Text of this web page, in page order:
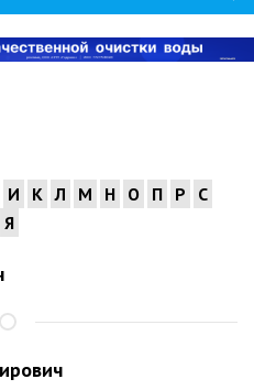
И К Л М Н О П Р
С
Я